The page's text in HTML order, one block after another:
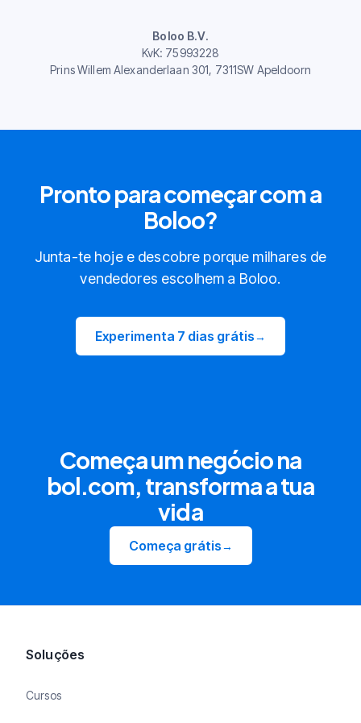
Boloo B.V.
KvK: 75993228
Prins Willem Alexanderlaan 301, 7311SW Apeldoorn
Pronto para começar com a
Boloo?
Junta-te hoje e descobre porque milhares de
vendedores escolhem a Boloo.
Experimenta 7 dias grátis→
Começa um negócio na
bol.com, transforma a tua
vida
Começa grátis→
Soluções
Cursos